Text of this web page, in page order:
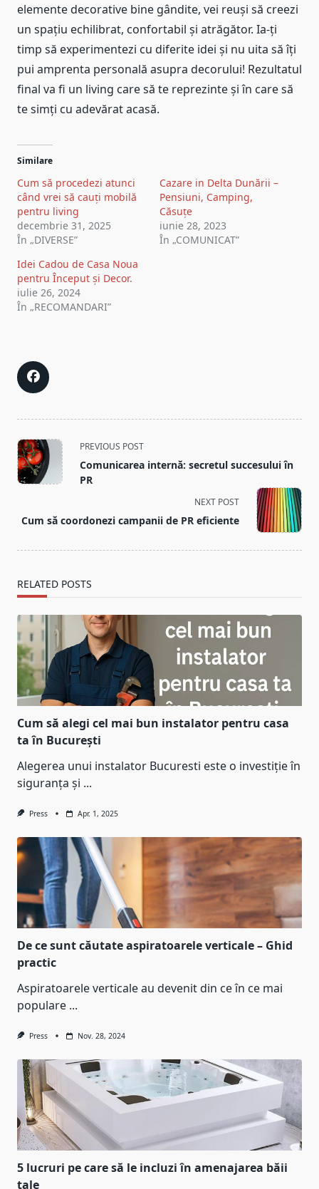
elemente decorative bine gândite, vei reuși să creezi
un spațiu echilibrat, confortabil și atrăgător. Ia-ți
timp să experimentezi cu diferite idei și nu uita să îți
pui amprenta personală asupra decorului! Rezultatul
final va fi un living care să te reprezinte și în care să
te simți cu adevărat acasă.
Similare
Cum să procedezi atunci
când vrei să cauți mobilă
pentru living
decembrie 31, 2025
În „DIVERSE”
Cazare in Delta Dunării –
Pensiuni, Camping,
Căsuțe
iunie 28, 2023
În „COMUNICAT”
Idei Cadou de Casa Noua
pentru Început și Decor.
iulie 26, 2024
În „RECOMANDARI”
<span
class="nav-
subtitle
reader-
PREVIOUS POST
Comunicarea internă: secretul succesului în
PR
NEXT POST
Cum să coordonezi campanii de PR eficiente
RELATED POSTS
Cum să alegi cel mai bun instalator pentru casa
ta în București
Alegerea unui instalator Bucuresti este o investiție în
siguranța și ...
Press Apr. 1, 2025
De ce sunt căutate aspiratoarele verticale – Ghid
practic
Aspiratoarele verticale au devenit din ce în ce mai
populare ...
Press Nov. 28, 2024
5 lucruri pe care să le incluzi în amenajarea băii
tale